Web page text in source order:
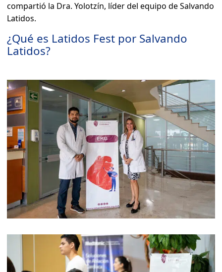
compartió la Dra. Yolotzín, líder del equipo de Salvando
Latidos.
¿Qué es Latidos Fest por Salvando
Latidos?